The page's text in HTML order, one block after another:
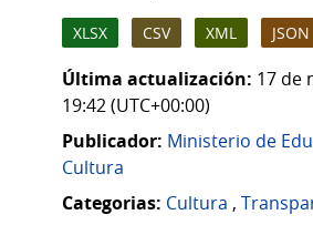
XLSX CSV XML JSON
Última actualización: 17 de
19:42 (UTC+00:00)
Publicador: Ministerio de
Cultura
Categorias: Cultura ,